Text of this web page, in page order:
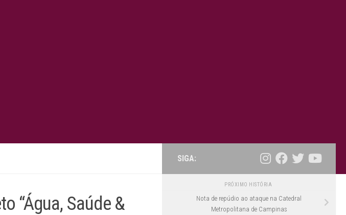
“Água, Saúde &
SIGA:
PRÓXIMO HISTÓRIA
Nota de repúdio ao ataque na Catedral
Metropolitana de Campinas